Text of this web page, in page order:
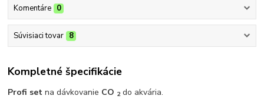
Komentáre 0
Súvisiaci tovar 8
Kompletné špecifikácie
Profi set na dávkovanie CO 2 do akvária.